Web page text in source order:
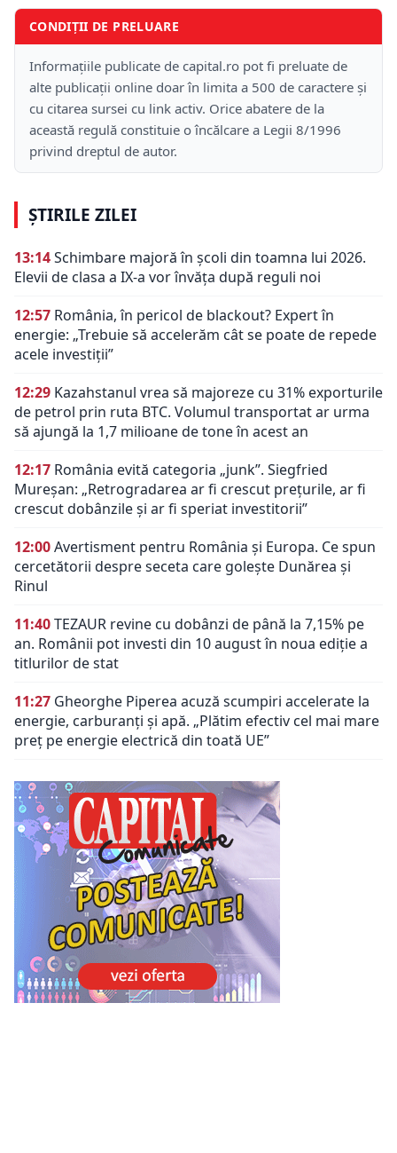
CONDIȚII DE PRELUARE
Informațiile publicate de capital.ro pot fi preluate de
alte publicații online doar în limita a 500 de caractere și
cu citarea sursei cu link activ. Orice abatere de la
această regulă constituie o încălcare a Legii 8/1996
privind dreptul de autor.
ȘTIRILE ZILEI
13:14Schimbare majoră în școli din toamna lui 2026.
Elevii de clasa a IX-a vor învăța după reguli noi
12:57 România, în pericol de blackout? Expert în
energie: „Trebuie să accelerăm cât se poate de repede
acele investiții”
12:29 Kazahstanul vrea să majoreze cu 31% exporturile
de petrol prin ruta BTC. Volumul transportat ar urma
să ajungă la 1,7 milioane de tone în acest an
12:17 România evită categoria „junk”. Siegfried
Mureșan: „Retrogradarea ar fi crescut preţurile, ar fi
crescut dobânzile şi ar fi speriat investitorii”
12:00Avertisment pentru România și Europa. Ce spun
cercetătorii despre seceta care golește Dunărea și
Rinul
11:40TEZAUR revine cu dobânzi de până la 7,15% pe
an. Românii pot investi din 10 august în noua ediție a
titlurilor de stat
11:27 Gheorghe Piperea acuză scumpiri accelerate la
energie, carburanți și apă. „Plătim efectiv cel mai mare
preț pe energie electrică din toată UE”